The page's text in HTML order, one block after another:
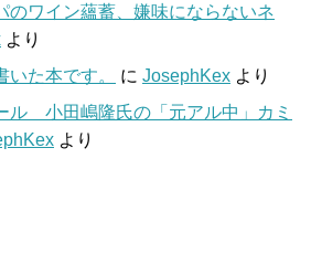
のワイン蘊蓄、嫌味にならないネ
より
た本です。
に JosephKex より
ル 小田嶋隆氏の「元アル中」カミ
より